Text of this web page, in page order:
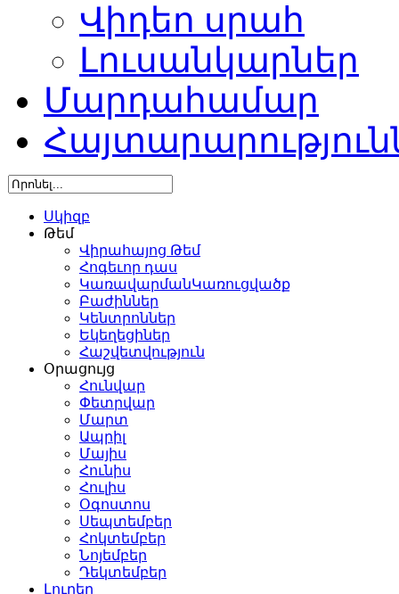
Վիդեո սրահ
Լուսանկարներ
Մարդահամար
Սկիզբ
Թեմ
Վիրահայոց Թեմ
Հոգեւոր դաս
ԿառավարմանԿառուցվածք
Բաժիններ
Կենտրոններ
Եկեղեցիներ
Հաշվետվություն
Օրացույց
Հունվար
Փետրվար
Մարտ
Ապրիլ
Մայիս
Հունիս
Հուլիս
Օգոստոս
Սեպտեմբեր
Հոկտեմբեր
Նոյեմբեր
Դեկտեմբեր
Լուրեր